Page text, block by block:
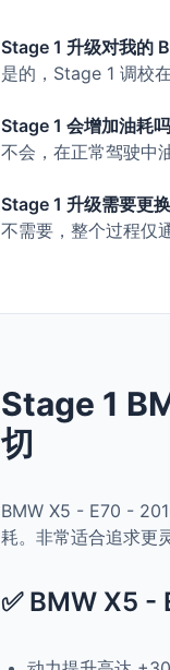
Stage 1 升级对我的
是的，Stage 1 调校
Stage 1 会增加油耗
不会，在正常驾驶中
Stage 1 升级需要更
不需要，整个过程仅
Stage 1
切
BMW X5 - E70 -
耗。非常适合追求更
✅ BMW X5